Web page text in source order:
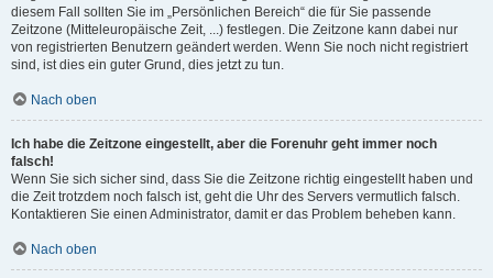
diesem Fall sollten Sie im „Persönlichen Bereich“ die für Sie passende
Zeitzone (Mitteleuropäische Zeit, ...) festlegen. Die Zeitzone kann dabei nur
von registrierten Benutzern geändert werden. Wenn Sie noch nicht registriert
sind, ist dies ein guter Grund, dies jetzt zu tun.
Nach oben
Ich habe die Zeitzone eingestellt, aber die Forenuhr geht immer noch
falsch!
Wenn Sie sich sicher sind, dass Sie die Zeitzone richtig eingestellt haben und
die Zeit trotzdem noch falsch ist, geht die Uhr des Servers vermutlich falsch.
Kontaktieren Sie einen Administrator, damit er das Problem beheben kann.
Nach oben